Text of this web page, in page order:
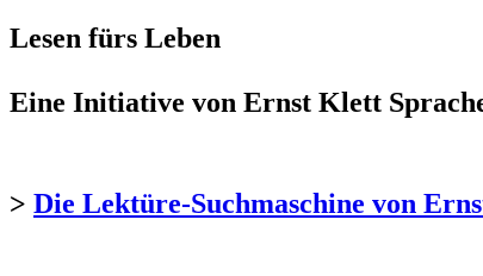
Lesen fürs Leben
Eine Initiative von Ernst Klett
> Die Lektüre-Suchmaschine von